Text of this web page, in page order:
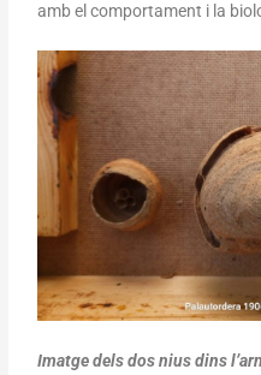
amb el comportament i la
Imatge dels dos nius dins